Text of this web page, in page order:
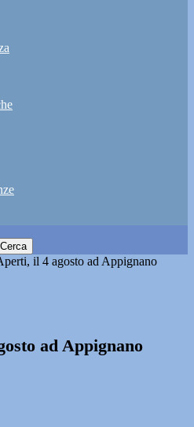
il 4 agosto ad Appignano
ad Appignano